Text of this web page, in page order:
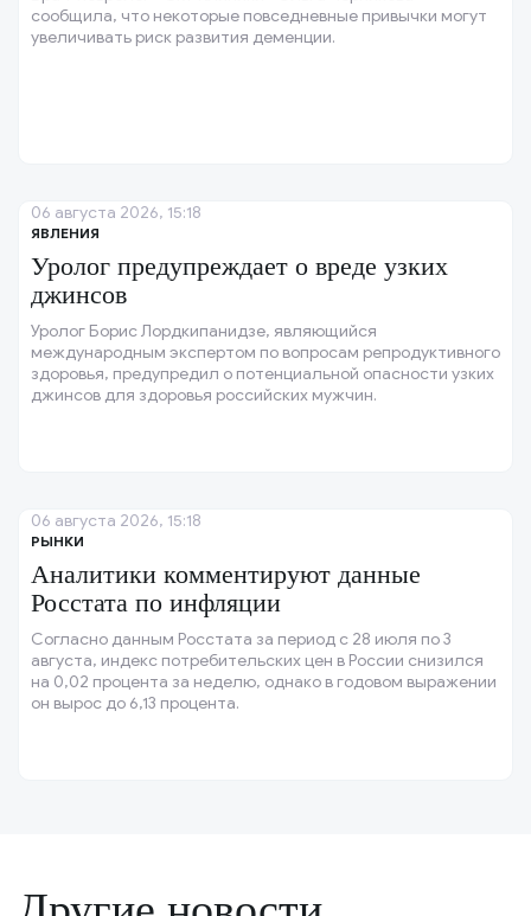
сообщила, что некоторые повседневные привычки могут
увеличивать риск развития деменции.
ЯВЛЕНИЯ
Уролог предупреждает о вреде узких
джинсов
Уролог Борис Лордкипанидзе, являющийся
международным экспертом по вопросам репродуктивного
здоровья, предупредил о потенциальной опасности узких
джинсов для здоровья российских мужчин.
06 августа 2026, 15:18
РЫНКИ
Аналитики комментируют данные
Росстата по инфляции
Согласно данным Росстата за период с 28 июля по 3
августа, индекс потребительских цен в России снизился
на 0,02 процента за неделю, однако в годовом выражении
он вырос до 6,13 процента.
06 августа 2026, 15:18